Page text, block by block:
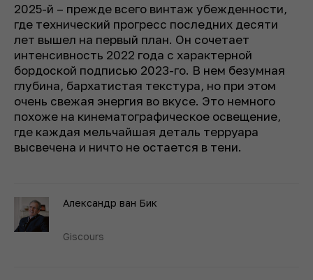
2025-й – прежде всего винтаж убежденности,
где технический прогресс последних десяти
лет вышел на первый план. Он сочетает
интенсивность 2022 года с характерной
бордоской подписью 2023-го. В нем безумная
глубина, бархатистая текстура, но при этом
очень свежая энергия во вкусе. Это немного
похоже на кинематографическое освещение,
где каждая мельчайшая деталь терруара
высвечена и ничто не остается в тени.
Александр ван Бик
Giscours